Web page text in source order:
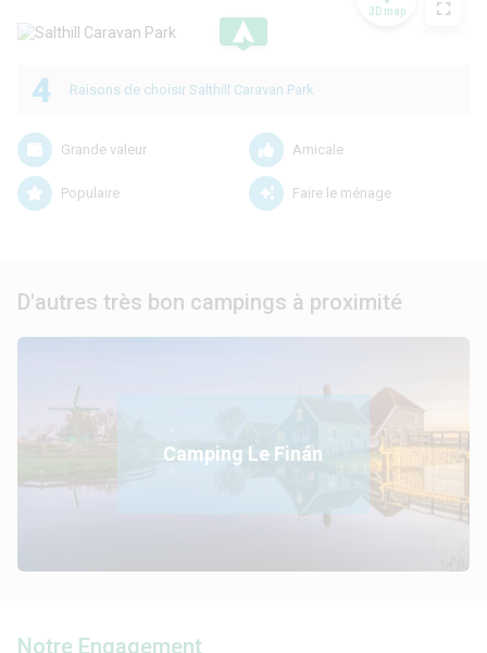
.
3D map
4 Raisons de choisir Salthill Caravan Park
Grande valeur Amicale
Populaire Faire le ménage
D'autres très bon campings à proximité
Camping Le Finán
Notre Engagement